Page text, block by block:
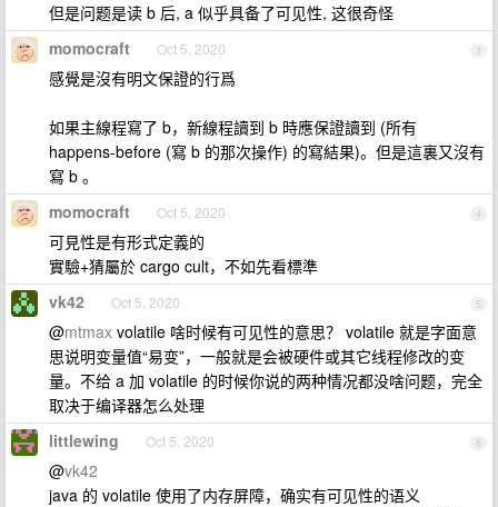
但是问题是读 b 后, a 似乎具备了可见性, 这很奇怪
3
momocraft Oct 5, 2020
感覺是沒有明文保證的行爲
如果主線程寫了 b，新線程讀到 b 時應保證讀到 (所有
happens-before (寫 b 的那次操作) 的寫結果)。但是這裏又沒有
寫 b 。
4
momocraft Oct 5, 2020
可見性是有形式定義的
實驗+猜屬於 cargo cult，不如先看標準
5
vk42 Oct 5, 2020
@mtmax volatile 啥时候有可见性的意思？ volatile 就是字面意
思说明变量值“易变”，一般就是会被硬件或其它线程修改的变
量。不给 a 加 volatile 的时候你说的两种情况都没啥问题，完全
取决于编译器怎么处理
6
littlewing Oct 5, 2020
@vk42
java 的 volatile 使用了内存屏障，确实有可见性的语义